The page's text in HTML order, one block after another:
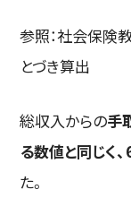
参照：社会保険
とづき算出
総収入からの手
る数値と同じく
た。